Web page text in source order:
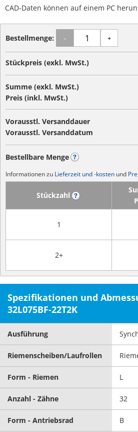
CAD-Daten können auf einem PC
Bestellmenge: - +
Stückpreis (exkl. MwSt.)
Summe (exkl. MwSt.)
Preis (inkl. MwSt.)
Vorausstl. Versanddauer
Vorausstl. Versanddatum
Bestellbare Menge
Informationen zu Lieferzeit und -kosten und
Stückzahl
1
2+
Spezifikationen und
32L075BF-22T2K
Ausführung
Riemenscheiben/Laufrollen
Form - Riemen L
Anzahl - Zähne 32
Form - Antriebsrad B